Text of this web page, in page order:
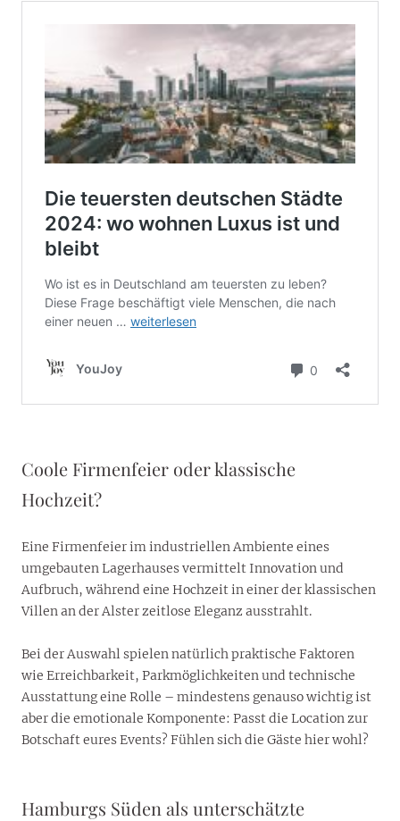
Coole Firmenfeier oder klassische
Hochzeit?
Eine Firmenfeier im industriellen Ambiente eines
umgebauten Lagerhauses vermittelt Innovation und
Aufbruch, während eine Hochzeit in einer der klassischen
Villen an der Alster zeitlose Eleganz ausstrahlt.
Bei der Auswahl spielen natürlich praktische Faktoren
wie Erreichbarkeit, Parkmöglichkeiten und technische
Ausstattung eine Rolle – mindestens genauso wichtig ist
aber die emotionale Komponente: Passt die Location zur
Botschaft eures Events? Fühlen sich die Gäste hier wohl?
Hamburgs Süden als unterschätzte